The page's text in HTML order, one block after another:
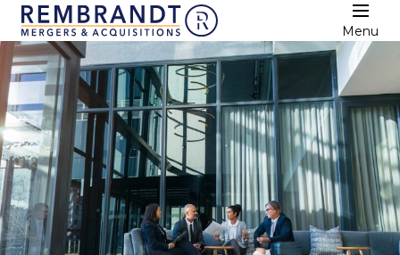
Menu